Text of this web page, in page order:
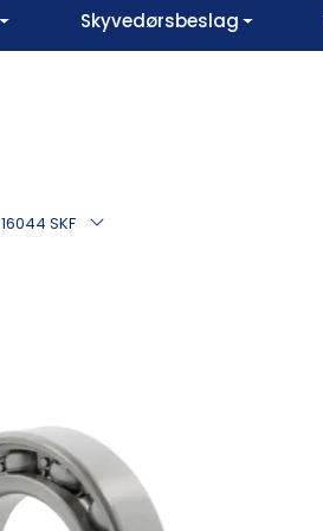
Skyvedørsbeslag
16044 SKF